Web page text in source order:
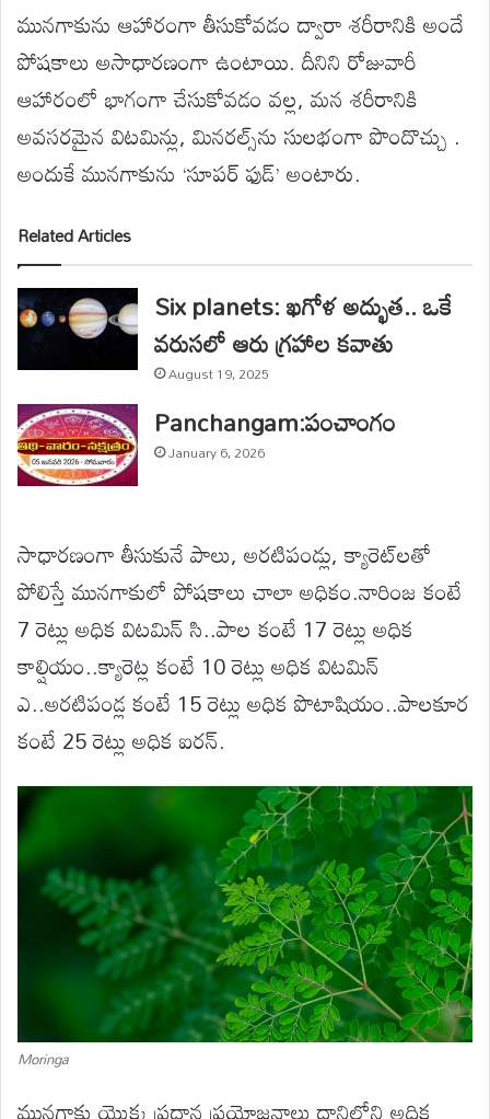
మునగాకును ఆహారంగా తీసుకోవడం ద్వారా శరీరానికి అందే
పోషకాలు అసాధారణంగా ఉంటాయి. దీనిని రోజువారీ
ఆహారంలో భాగంగా చేసుకోవడం వల్ల, మన శరీరానికి
అవసరమైన విటమిన్లు, మినరల్స్‌ను సులభంగా పొందొచ్చు .
అందుకే మునగాకును ‘సూపర్ ఫుడ్’ అంటారు.
Related Articles
Six planets: ఖగోళ అద్భుత.. ఒకే
వరుసలో ఆరు గ్రహాల కవాతు
August 19, 2025
Panchangam:పంచాంగం
January 6, 2026
సాధారణంగా తీసుకునే పాలు, అరటిపండ్లు, క్యారెట్‌లతో
పోలిస్తే మునగాకులో పోషకాలు చాలా అధికం.నారింజ కంటే
7 రెట్లు అధిక విటమిన్ సి..పాల కంటే 17 రెట్లు అధిక
కాల్షియం..క్యారెట్ల కంటే 10 రెట్లు అధిక విటమిన్
ఎ..అరటిపండ్ల కంటే 15 రెట్లు అధిక పొటాషియం..పాలకూర
కంటే 25 రెట్లు అధిక ఐరన్.
Moringa